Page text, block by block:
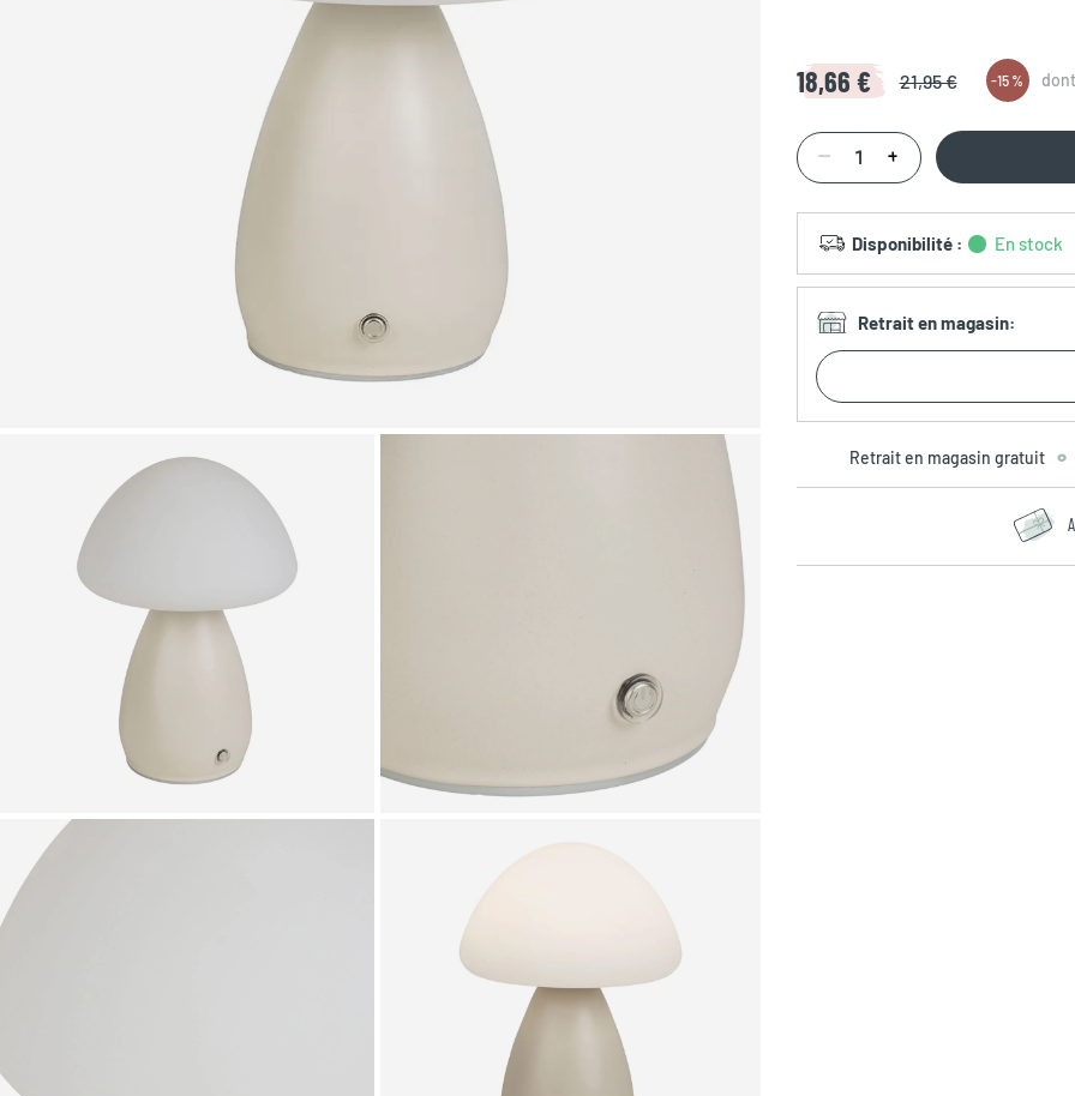
Zoomer sur l'image
18,66 € 21,95 € -15 %
Disponibilité : En stock
Retrait en magasin:
Retrait en magasin gratuit